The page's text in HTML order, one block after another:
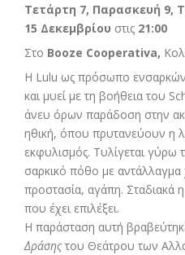
Tετάρτη 7, Παρασκευή 9,
15 Δεκεμβρίου στις 21:00
Στο Booze Cooperativa,
Η Lulu ως πρόσωπο
και μυεί με τη βοήθεια του
άνευ όρων παράδοση στην
ηθική, όπου πρυτανεύουν η
εκφυλισμός. Τυλίγεται γύρω
σαρκικό πόθο με αντάλλαγμα
προστασία, αγάπη. Σταδιακά η
που έχει επιλέξει.
Η παράσταση αυτή
Δράσηςτου Θεάτρου των